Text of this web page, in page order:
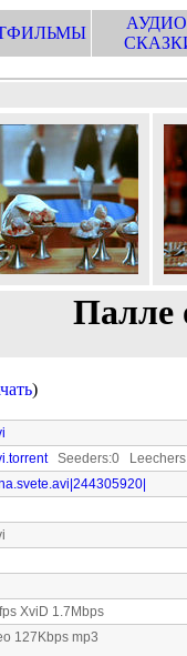
Палле
)
Seeders:0
XviD 1.7Mbps
127Kbps mp3